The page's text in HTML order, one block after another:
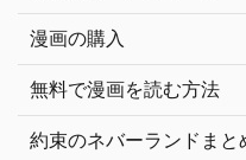
漫画の購入
無料で漫画を読む方法
約束のネバーランドまと